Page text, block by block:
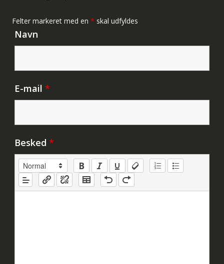
Felter markeret med en * skal udfyldes
Navn
E-mail *
Besked *